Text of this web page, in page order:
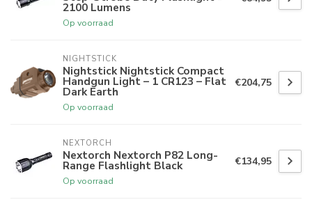
2100 Lumens
Op voorraad
NIGHTSTICK
Nightstick Nightstick Compact
Handgun Light – 1 CR123 – Flat
Dark Earth
Op voorraad
€204,75
NEXTORCH
Nextorch Nextorch P82 Long-
Range Flashlight Black
Op voorraad
€134,95